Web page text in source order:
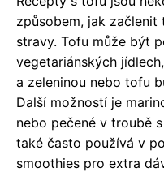
způsobem, jak
stravy. Tofu může být
vegetariánských
a zeleninou nebo tofu
Další možností je
nebo pečené v troubě
také často používá v
smoothies pro extra